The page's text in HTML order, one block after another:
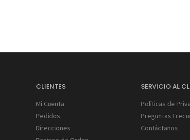
CLIENTES
Mi Cuenta
Pedidos
Direcciones
SERVICIO AL
Políticas de
Preguntas
Contáctanos